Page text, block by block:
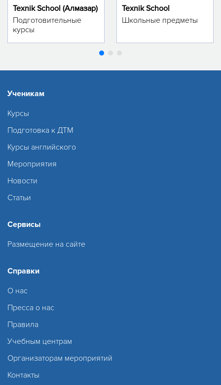
Texnik School (Алмазар)
Подготовительные
курсы
Texnik School
Школьные предметы
Ученикам
Курсы
Подготовка к ДТМ
Курсы английского
Мероприятия
Новости
Статьи
Сервисы
Размещение на сайте
Справки
О нас
Пресса о нас
Правила
Учебным центрам
Организаторам мероприятий
Контакты